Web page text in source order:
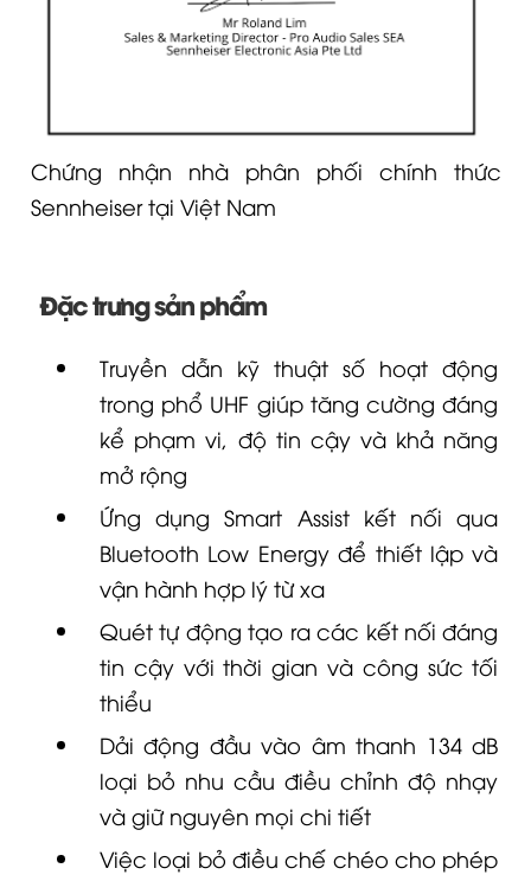
Sennheiser tại Việt Nam
Đặc trưng sản phẩm
trong phổ UHF giúp tăng cường đáng
kể phạm vi, độ tin cậy và khả năng
mở rộng
Ứng dụng Smart Assist kết nối qua
Bluetooth Low Energy để thiết lập và
vận hành hợp lý từ xa
Quét tự động tạo ra các kết nối đáng
tin cậy với thời gian và công sức tối
thiểu
Dải động đầu vào âm thanh 134 dB
loại bỏ nhu cầu điều chỉnh độ nhạy
và giữ nguyên mọi chi tiết
Việc loại bỏ điều chế chéo cho phép
các kênh được đặt trong lưới điều